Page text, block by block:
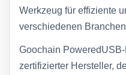
Werkzeug für effiziente
verschiedenen
Goochain
zertifizierter Hersteller,